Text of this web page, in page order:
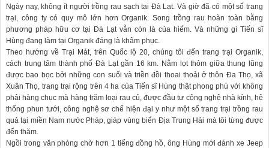
Ngày nay, không ít người trồng rau sạch tại Đà Lạt. Và giờ đã có một số trang
trại, công ty có quy mô lớn hơn Organik. Song trồng rau hoàn toàn bằng
phương pháp hữu cơ tại Đà Lạt vẫn còn là của hiếm. Và những gì Tiến sĩ
Hùng đang làm tại Organik đáng là khâm phục.
Theo hướng về Trại Mát, trên Quốc lộ 20, chúng tôi đến trang trại Organik,
cách trung tâm thành phố Đà Lạt gần 16 km. Nằm lọt thỏm giữa thung lũng
được bao bọc bởi những con suối và triền đồi thoai thoải ở thôn Đa Thọ, xã
Xuân Thọ, trang trại rộng trên 4 ha của Tiến sĩ Hùng thật phong phú với không
phải hàng chục mà hàng trăm loại rau củ, được đầu tư công nghệ nhà kính, hệ
thống phun tưới, công nghệ sơ chế hiện đại y như một số trang trại trồng rau
quả tại miền Nam nước Pháp, giáp vùng biển Địa Trung Hải mà tôi từng được
đến thăm.
Ngồi trong văn phòng chờ hơn 1 tiếng đồng hồ, ông Hùng mới đánh xe Jeep